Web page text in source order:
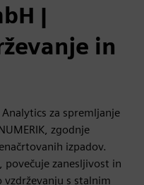
|
in
za spremljanje
zgodnje
izpadov.
povečuje zanesljivost in
s stalnim